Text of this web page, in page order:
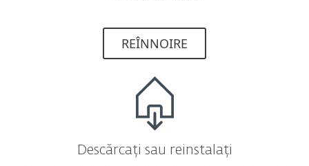
REÎNNOIRE
Descărcați sau reinstalați